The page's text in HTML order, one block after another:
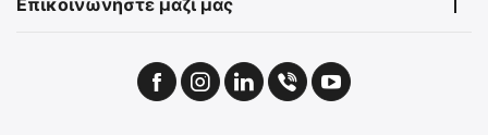
Επικοινωνήστε μαζί μας